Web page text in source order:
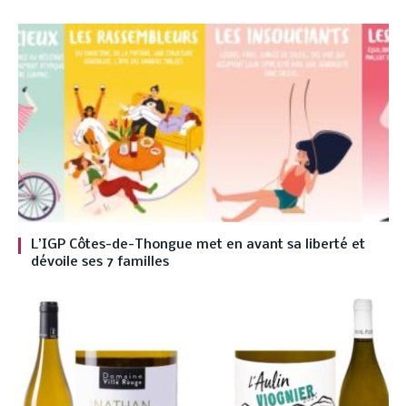
L’IGP Côtes-de-Thongue met en avant sa liberté et
dévoile ses 7 familles